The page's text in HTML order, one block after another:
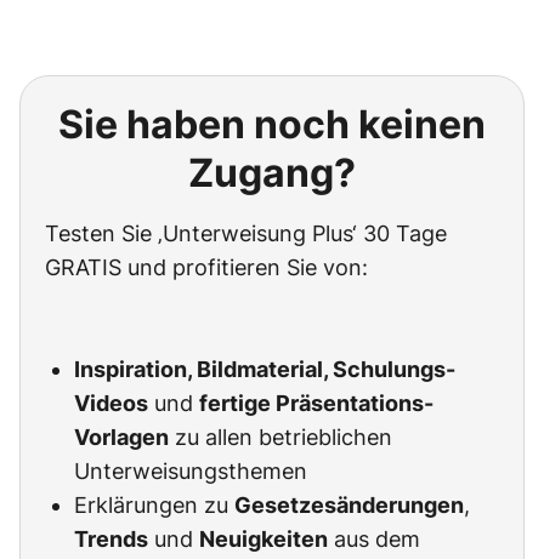
Sie haben noch keinen
Zugang?
Testen Sie ‚Unterweisung Plus‘ 30 Tage
GRATIS und profitieren Sie von:
Inspiration, Bildmaterial, Schulungs-
Videos und fertige Präsentations-
Vorlagen zu allen betrieblichen
Unterweisungsthemen
Erklärungen zu Gesetzesänderungen,
Trends und Neuigkeiten aus dem